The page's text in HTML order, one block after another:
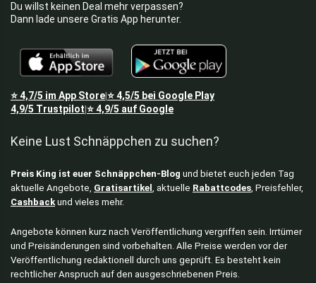
Du willst keinen Deal mehr verpassen?
Dann lade unsere Gratis App herunter.
⭐4,7/5 im App Store|⭐4,5/5 bei Google Play
4,9/5 Trustpilot|⭐4,9/5 auf Google
Keine Lust Schnäppchen zu suchen?
Preis King ist euer Schnäppchen-Blog und bietet euch jeden Tag
aktuelle Angebote, Gratisartikel , aktuelle Rabattcodes, Preisfehler,
Cashbackund vieles mehr.
Angebote können kurz nach Veröffentlichung vergriffen sein. Irrtümer
und Preisänderungen sind vorbehalten. Alle Preise werden vor der
Veröffentlichung redaktionell durch uns geprüft. Es besteht kein
rechtlicher Anspruch auf den ausgeschriebenen Preis.